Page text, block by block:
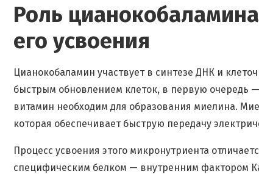
Роль
его усвоения
Цианокобаламин участвует в синтезе ДНК и
быстрым обновлением клеток, в первую очередь
витамин необходим для образования миелина.
которая обеспечивает быструю передачу
Процесс усвоения этого микронутриента
специфическим белком — внутренним фактором